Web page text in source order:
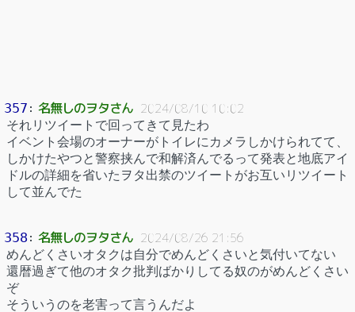
357 ： 名無しのヲタさん 2024/08/10 10:02
それリツイートで回ってきて見たわ
イベント会場のオーナーがトイレにカメラしかけられてて、
しかけたやつと警察挟んで和解済んでるって発表と地底アイ
ドルの詳細を省いたヲタ出禁のツイートがお互いリツイート
して並んでた
358 ： 名無しのヲタさん 2024/08/26 21:56
めんどくさいオタクは自分でめんどくさいと気付いてない
還暦過ぎて他のオタク批判ばかりしてる奴のがめんどくさい
ぞ
そういうのを老害って言うんだよ